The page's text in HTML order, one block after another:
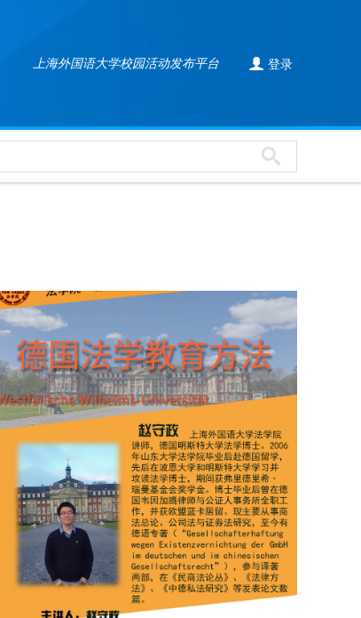
上海外国语大学校园活动发布平台  登录